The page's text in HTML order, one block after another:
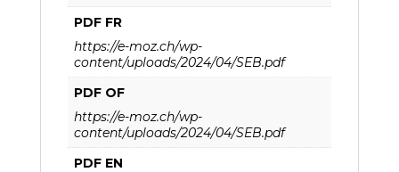
PDF FR
https://e-moz.ch/wp-
content/uploads/2024/04/SEB.pdf
PDF OF
https://e-moz.ch/wp-
content/uploads/2024/04/SEB.pdf
PDF EN